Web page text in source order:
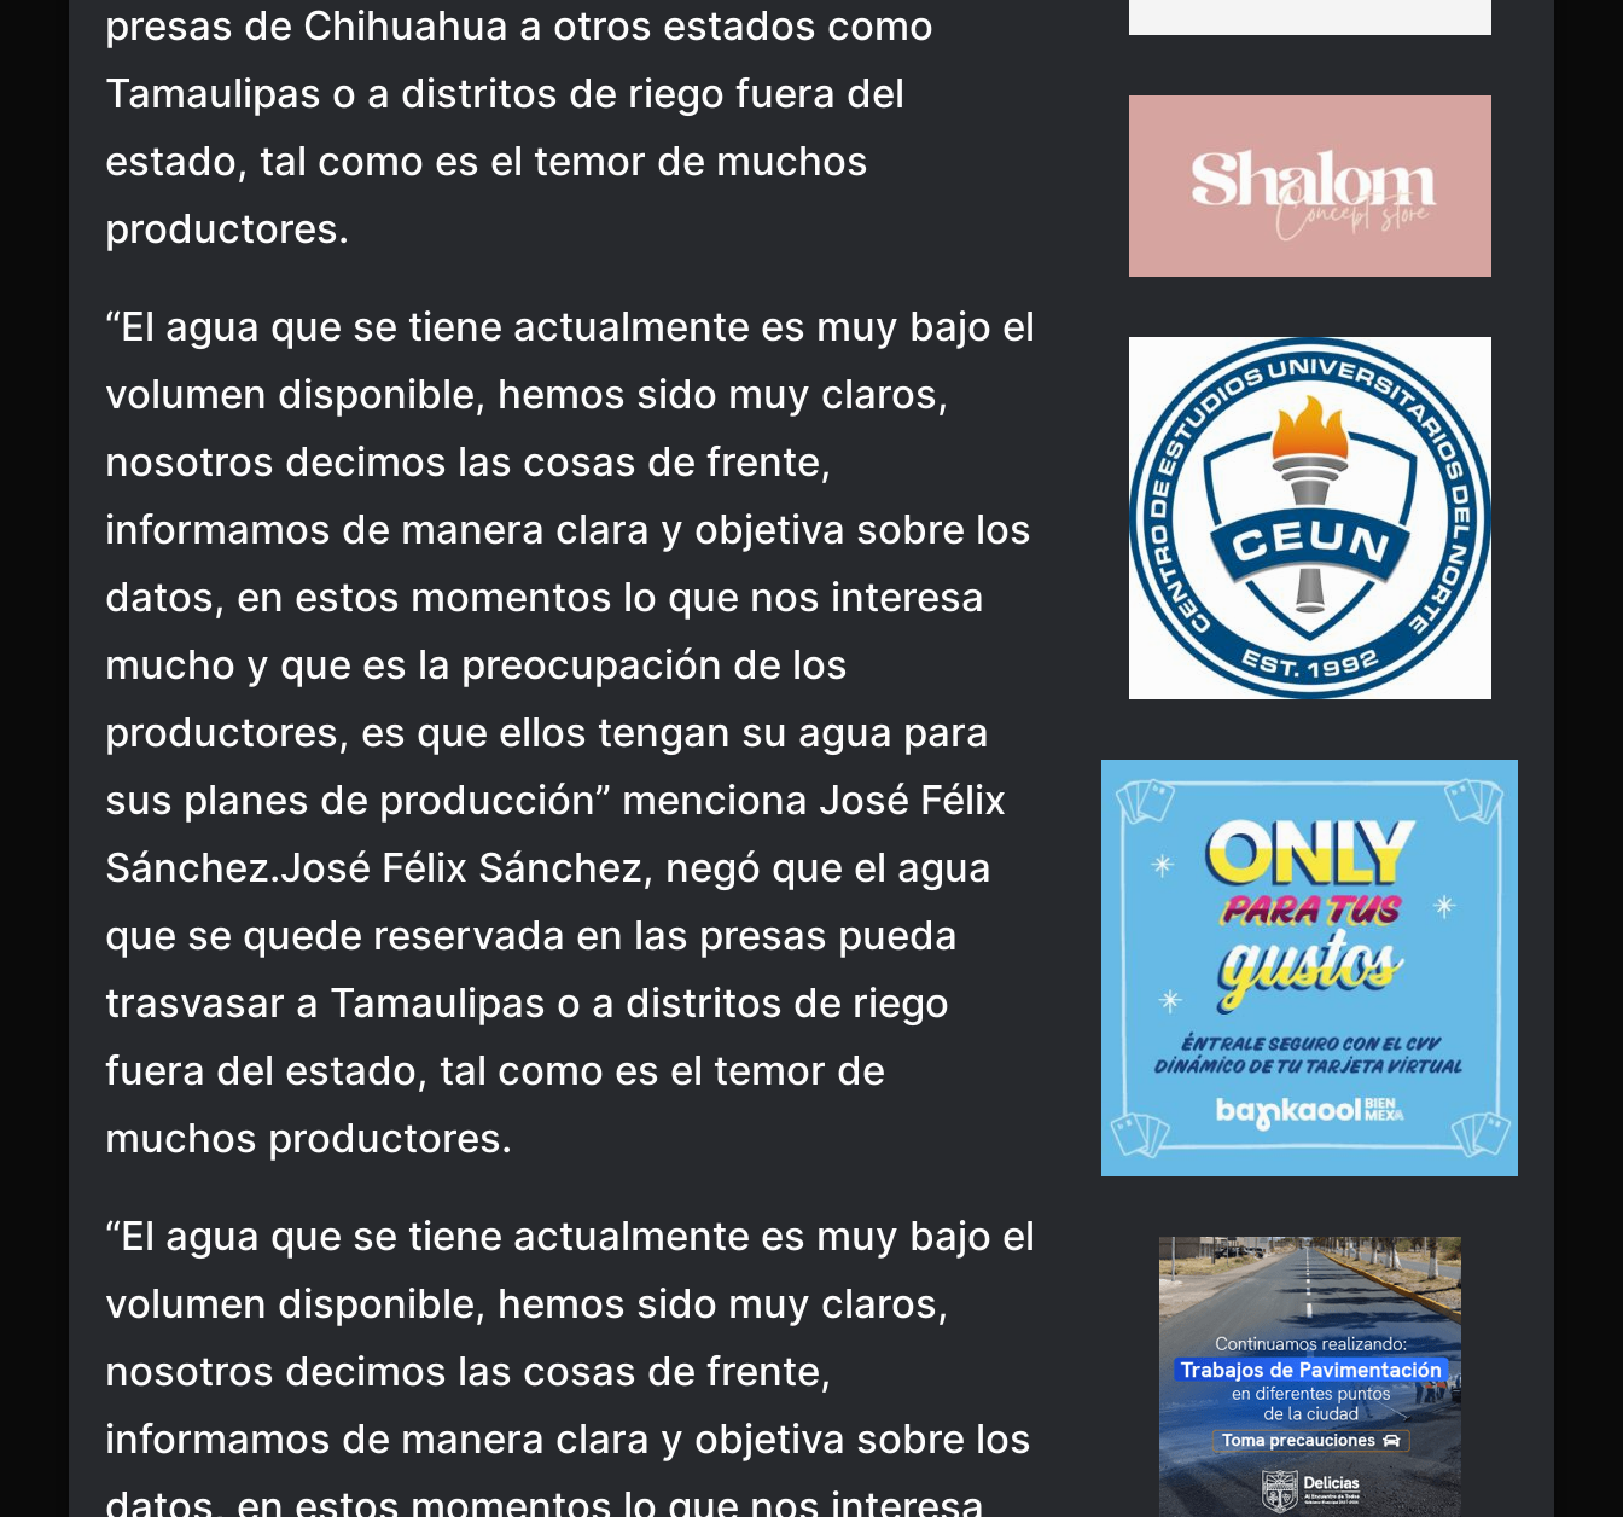
presas de Chihuahua a otros estados como
Tamaulipas o a distritos de riego fuera del
estado, tal como es el temor de muchos
productores.
“El agua que se tiene actualmente es muy bajo el
volumen disponible, hemos sido muy claros,
nosotros decimos las cosas de frente,
informamos de manera clara y objetiva sobre los
datos, en estos momentos lo que nos interesa
mucho y que es la preocupación de los
productores, es que ellos tengan su agua para
sus planes de producción” menciona José Félix
Sánchez.José Félix Sánchez, negó que el agua
que se quede reservada en las presas pueda
trasvasar a Tamaulipas o a distritos de riego
fuera del estado, tal como es el temor de
muchos productores.
“El agua que se tiene actualmente es muy bajo el
volumen disponible, hemos sido muy claros,
nosotros decimos las cosas de frente,
informamos de manera clara y objetiva sobre los
datos, en estos momentos lo que nos interesa